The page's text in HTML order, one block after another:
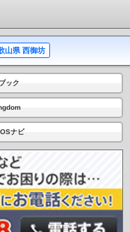
山県 西御坊
ック
ナビ